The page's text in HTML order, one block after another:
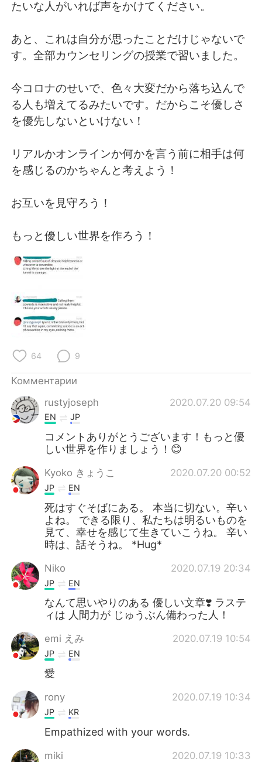
たいな人がいれば声をかけてください。
あと、これは自分が思ったことだけじゃないで
す。全部カウンセリングの授業で習いました。
今コロナのせいで、色々大変だから落ち込んで
る人も増えてるみたいです。だからこそ優しさ
を優先しないといけない！
リアルかオンラインか何かを言う前に相手は何
を感じるのかちゃんと考えよう！
お互いを見守ろう！
もっと優しい世界を作ろう！
64 9
Комментарии
rustyjoseph
2020.07.20 09:54
EN JP
コメントありがとうございます！もっと優
しい世界を作りましょう！😊
Kyoko きょうこ 2020.07.20 00:52
JP EN
死はすぐそばにある。 本当に切ない。辛い
よね。 できる限り、私たちは明るいものを
見て、幸せを感じて生きていこうね。 辛い
時は、話そうね。 *Hug*
Niko 2020.07.19 20:34
JP EN
なんて思いやりのある 優しい文章❣️ ラステ
ィは 人間力が じゅうぶん備わった人！
emi えみ 2020.07.19 10:54
JP EN
愛
rony 2020.07.19 10:34
JP KR
Empathized with your words.
miki 2020.07.19 10:33